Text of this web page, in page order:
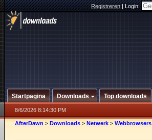
Registreren|Login:
Startpagina Downloads Top downloads
8/6/2026 8:14:30 PM
AfterDawn > Downloads > Netwerk > Webbrowsers